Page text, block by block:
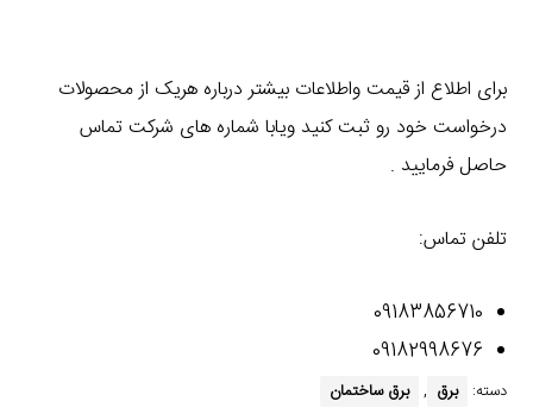
برای اطلاع از قیمت واطلاعات بیشتر درباره هریک از محصولات
درخواست خود رو ثبت کنید ویابا شماره های شرکت تماس
حاصل فرمایید .
تلفن تماس:
09183856710
09182998676
دسته: برق , برق ساختمان